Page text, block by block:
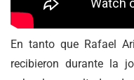
En tanto que Rafael
recibieron durante la